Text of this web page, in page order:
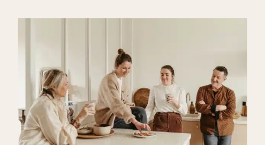
Linge de maison
Déco chambre enfant
Mobilier d’extérieur
Au jardin